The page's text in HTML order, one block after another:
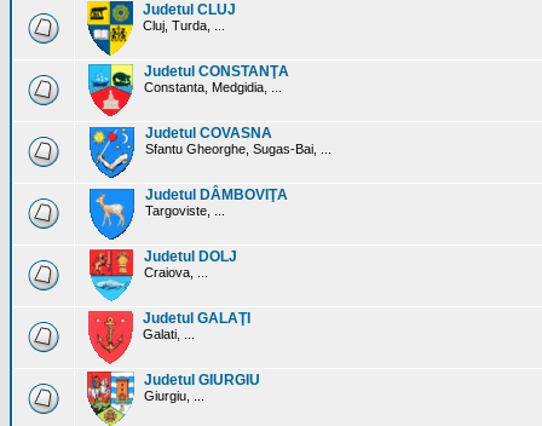
Judetul CLUJ
Cluj, Turda, ...
Judetul CONSTANŢA
Constanta, Medgidia, ...
Judetul COVASNA
Sfantu Gheorghe, Sugas-Bai, ...
Judetul DÂMBOVIŢA
Targoviste, ...
Judetul DOLJ
Craiova, ...
Judetul GALAŢI
Galati, ...
Judetul GIURGIU
Giurgiu, ...